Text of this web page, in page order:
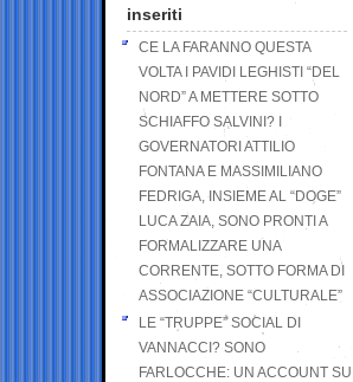
inseriti
CE LA FARANNO QUESTA
VOLTA I PAVIDI LEGHISTI “DEL
NORD” A METTERE SOTTO
SCHIAFFO SALVINI? I
GOVERNATORI ATTILIO
FONTANA E MASSIMILIANO
FEDRIGA, INSIEME AL “DOGE”
LUCA ZAIA, SONO PRONTI A
FORMALIZZARE UNA
CORRENTE, SOTTO FORMA DI
ASSOCIAZIONE “CULTURALE”
LE “TRUPPE” SOCIAL DI
VANNACCI? SONO
FARLOCCHE: UN ACCOUNT SU